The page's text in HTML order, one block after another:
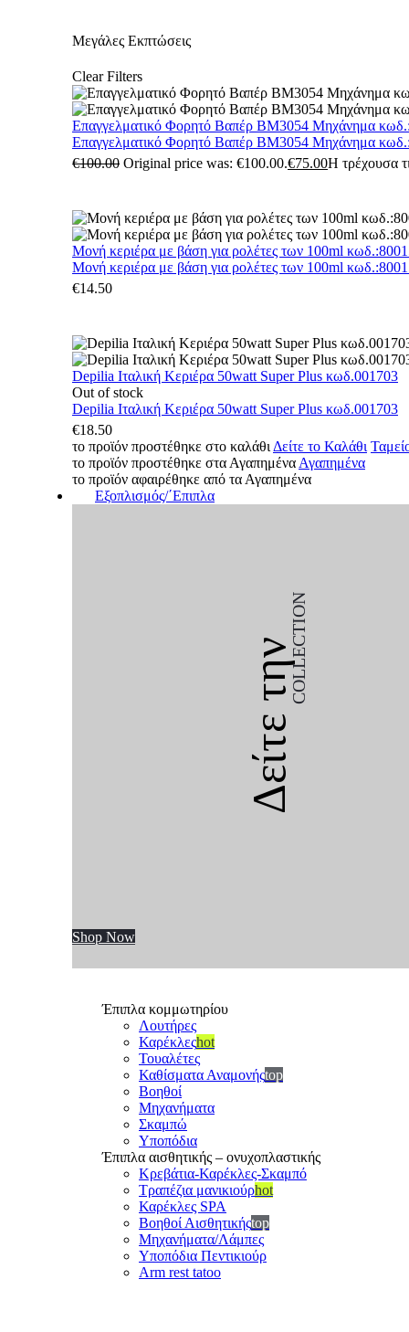
Μεγάλες Εκπτώσεις
Clear Filters
Επαγγελματικό Φορητό Βαπέρ BM3054 Μηχάνημα
Επαγγελματικό Φορητό Βαπέρ BM3054 Μηχάνημα
€100.00 Original price was: €100.00.€75.00Η τρέχουσα
Μονή κεριέρα με βάση για ρολέτες των 100ml
Μονή κεριέρα με βάση για ρολέτες των 100ml
€14.50
Depilia Ιταλική Κεριέρα 50watt Super Plus κωδ.001703
Out of stock
Depilia Ιταλική Κεριέρα 50watt Super Plus κωδ.001703
€18.50
το προϊόν προστέθηκε στο καλάθι Δείτε το Καλάθι
το προϊόν προστέθηκε στα Αγαπημένα Αγαπημένα
το προϊόν αφαιρέθηκε από τα Αγαπημένα
Εξοπλισμός/΄Επιπλα
Δείτε τηνCOLLECTION
Shop Now
Έπιπλα κομμωτηρίου
Λουτήρες
Καρέκλεςhot
Τουαλέτες
Καθίσματα Αναμονήςtop
Βοηθοί
Μηχανήματα
Σκαμπώ
Υποπόδια
Έπιπλα αισθητικής – ονυχοπλαστικής
Κρεβάτια-Καρέκλες-Σκαμπό
Τραπέζια μανικιούρhot
Καρέκλες SPA
Βοηθοί Αισθητικήςtop
Μηχανήματα/Λάμπες
Υποπόδια Πεντικιούρ
Arm rest tatoo